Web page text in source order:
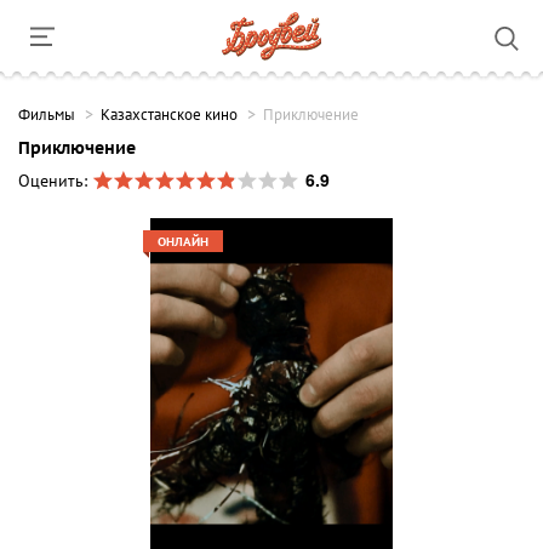
Фильмы Казахстанское кино Приключение
Приключение
Оценить:
6.9
ОНЛАЙН